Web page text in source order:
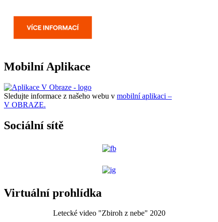
Mobilní Aplikace
Sledujte informace z našeho webu v mobilní aplikaci –
V OBRAZE.
Sociální sítě
Virtuální prohlídka
Letecké video "Zbiroh z nebe" 2020